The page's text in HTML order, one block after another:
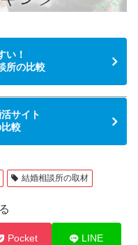
い！
所の比較
サイト
較
結婚相談所の取材
Pocket LINE